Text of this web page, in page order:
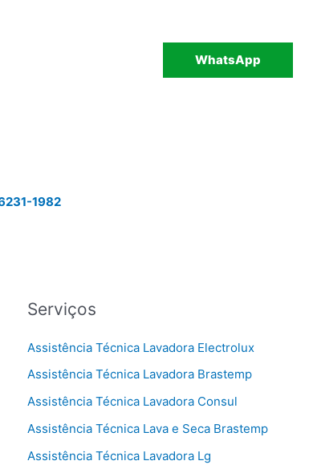
WhatsApp
1982
Serviços
Assistência Técnica Lavadora Electrolux
Assistência Técnica Lavadora Brastemp
Assistência Técnica Lavadora Consul
Assistência Técnica Lava e Seca Brastemp
Assistência Técnica Lavadora Lg